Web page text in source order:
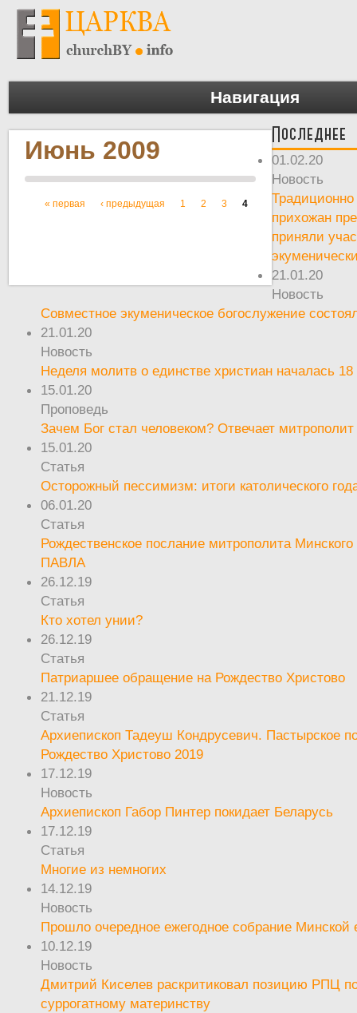
Навигация
Июнь 2009
Страницы
« первая ‹ предыдущая 1 2 3 4
Последнее
01.02.20
Новость
прихожан
приняли
21.01.20
Новость
Совместное экуменическое богослужение
21.01.20
Новость
Неделя молитв о единстве христиан началась 18
15.01.20
Проповедь
Зачем Бог стал человеком? Отвечает
15.01.20
Статья
Осторожный пессимизм: итоги католического
06.01.20
Статья
Рождественское послание митрополита Минского
ПАВЛА
26.12.19
Статья
Кто хотел унии?
26.12.19
Статья
Патриаршее обращение на Рождество Христово
21.12.19
Статья
Архиепископ Тадеуш Кондрусевич. Пастырское
Рождество Христово 2019
17.12.19
Новость
Архиепископ Габор Пинтер покидает Беларусь
17.12.19
Статья
Многие из немногих
14.12.19
Новость
Прошло очередное ежегодное собрание
10.12.19
Новость
Дмитрий Киселев раскритиковал позицию РПЦ
суррогатному материнству